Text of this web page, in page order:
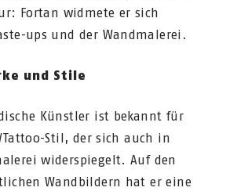
Fortan widmete er sich
ups und der Wandmalerei.
und Stile
Künstler ist bekannt für
Stil, der sich auch in
widerspiegelt. Auf den
Wandbildern hat er eine